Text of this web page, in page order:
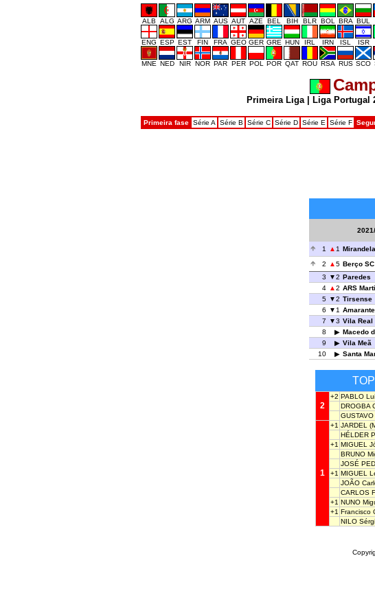
ALB ALG ARG ARM AUS AUT AZE BEL BIH BLR BOL BRA BUL
ENG ESP EST FIN FRA GEO GER GRE HUN IRL IRN ISL ISR
MNE NED NIR NOR PAR PER POL POR QAT ROU RSA RUS SCO
Primeira Liga| Liga Portugal
Primeira fase Série A Série B Série C Série D Série E Série F
1
1 Mirandela
2
5 Berço SC
3
2 Paredes
4
2 ARS
5
2 Tirsense
6
1 Amarante
7
3 Vila Real
8
Macedo
9
Vila Meã
10
Santa
2
+2 PABLO
DROGBA
1
+1 JARDEL
HÉLDER
+1 MIGUEL
BRUNO
JOSÉ
+1 MIGUEL
JOÃO
CARLOS
+1 NUNO
+1 Francisco
NILO